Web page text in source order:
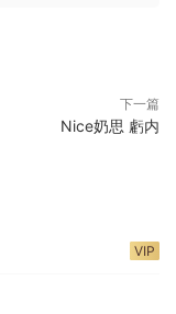
下一篇
Nice奶思 虧内
VIP